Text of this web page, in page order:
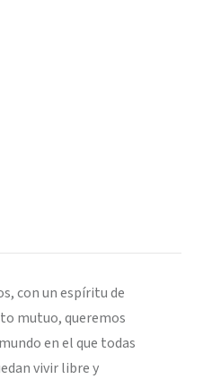
con un espíritu de
mutuo, queremos
en el que todas
vivir libre y